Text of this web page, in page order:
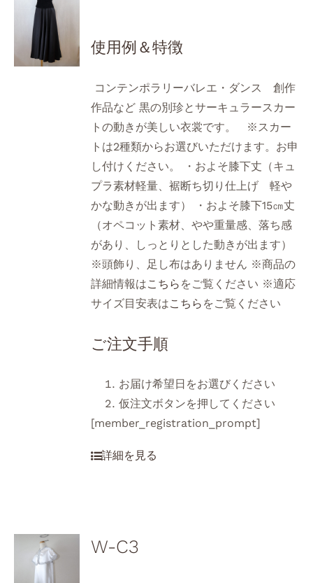
使用例＆特徴
コンテンポラリーバレエ・ダンス 創作
作品など 黒の別珍とサーキュラースカー
トの動きが美しい衣裳です。 ※スカー
トは2種類からお選びいただけます。お申
し付けください。 ・およそ膝下丈（キュ
プラ素材軽量、裾断ち切り仕上げ 軽や
かな動きが出ます） ・およそ膝下15㎝丈
（オペコット素材、やや重量感、落ち感
があり、しっとりとした動きが出ます）
※頭飾り、足し布はありません ※商品の
詳細情報はこちら をご覧ください ※適応
サイズ目安表はこちら をご覧ください
ご注文手順
お届け希望日をお選びください
仮注文ボタンを押してください
[member_registration_prompt]
W-C3